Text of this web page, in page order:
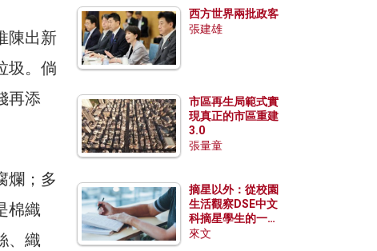
陳出新
圾。倘
再添
爛；多
棉織
、織
西方世界兩批政客
張建雄
市區再生局範式實
現真正的市區重建
3.0
張量童
摘星以外：從校園
生活觀察DSE中文
科摘星學生的一點
特質
來文